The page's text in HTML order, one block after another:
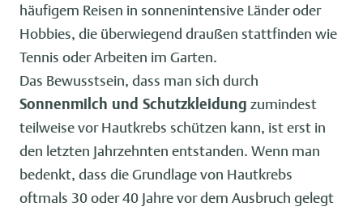
häufigem Reisen in sonnenintensive Länder oder
Hobbies, die überwiegend draußen stattfinden wie
Tennis oder Arbeiten im Garten.
Das Bewusstsein, dass man sich durch
Sonnenmilch und Schutzkleidung zumindest
teilweise vor Hautkrebs schützen kann, ist erst in
den letzten Jahrzehnten entstanden. Wenn man
bedenkt, dass die Grundlage von Hautkrebs
oftmals 30 oder 40 Jahre vor dem Ausbruch gelegt